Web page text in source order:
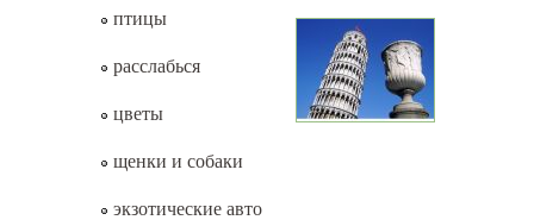
птицы
расслабься
цветы
щенки и собаки
экзотические авто